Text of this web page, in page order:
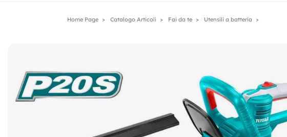
Home Page Catalogo Articoli Fai da te Utensili a batteria